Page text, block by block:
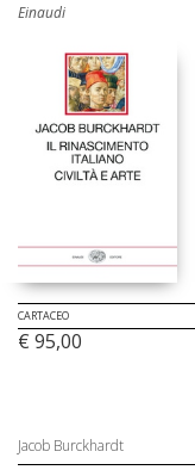
Einaudi
CARTACEO
€ 95,00
Jacob Burckhardt